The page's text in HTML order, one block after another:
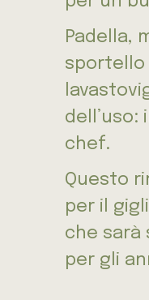
Padella,
sportello
dell’uso:
chef.
Questo
per il
che sarà
per gli